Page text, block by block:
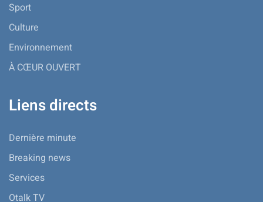
Sport
Culture
Environnement
À CŒUR OUVERT
Liens directs
Dernière minute
Breaking news
Services
Otalk TV